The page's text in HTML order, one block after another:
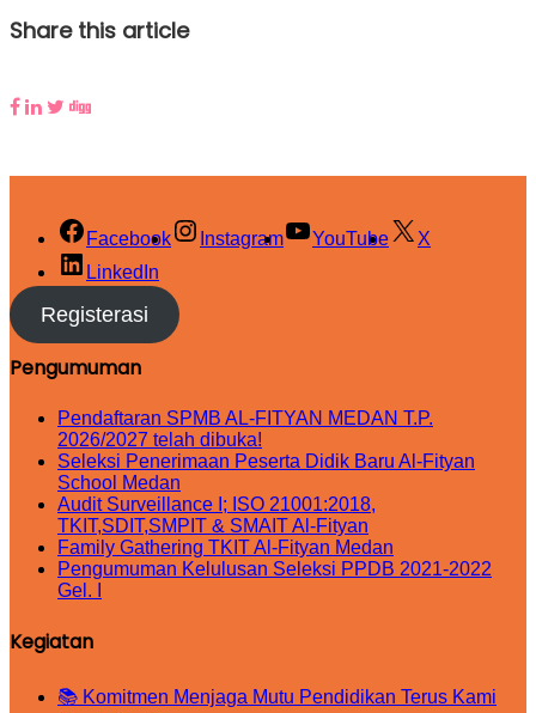
Share this article
Facebook Instagram YouTube
X
LinkedIn
Registerasi
Pengumuman
Pendaftaran SPMB AL-FITYAN MEDAN T.P.
2026/2027 telah dibuka!
Seleksi Penerimaan Peserta Didik Baru Al-Fityan
School Medan
Audit Surveillance I; ISO 21001:2018,
TKIT,SDIT,SMPIT & SMAIT Al-Fityan
Family Gathering TKIT Al-Fityan Medan
Pengumuman Kelulusan Seleksi PPDB 2021-2022
Gel. I
Kegiatan
📚 Komitmen Menjaga Mutu Pendidikan Terus Kami